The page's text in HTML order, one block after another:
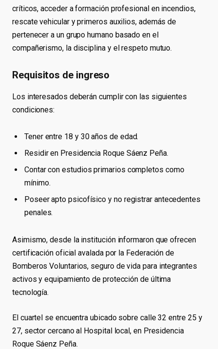
críticos, acceder a formación profesional en incendios,
rescate vehicular y primeros auxilios, además de
pertenecer a un grupo humano basado en el
compañerismo, la disciplina y el respeto mutuo.
Requisitos de ingreso
Los interesados deberán cumplir con las siguientes
condiciones:
Tener entre 18 y 30 años de edad.
Residir en Presidencia Roque Sáenz Peña.
Contar con estudios primarios completos como
mínimo.
Poseer apto psicofísico y no registrar antecedentes
penales.
Asimismo, desde la institución informaron que ofrecen
certificación oficial avalada por la Federación de
Bomberos Voluntarios, seguro de vida para integrantes
activos y equipamiento de protección de última
tecnología.
El cuartel se encuentra ubicado sobre calle 32 entre 25 y
27, sector cercano al Hospital local, en Presidencia
Roque Sáenz Peña.